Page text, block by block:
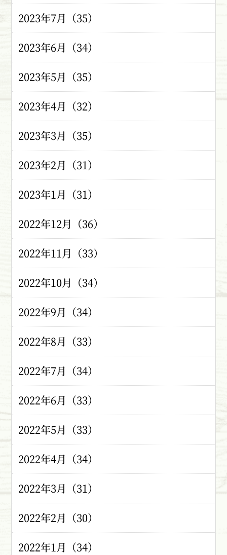
2023年7月（35）
2023年6月（34）
2023年5月（35）
2023年4月（32）
2023年3月（35）
2023年2月（31）
2023年1月（31）
2022年12月（36）
2022年11月（33）
2022年10月（34）
2022年9月（34）
2022年8月（33）
2022年7月（34）
2022年6月（33）
2022年5月（33）
2022年4月（34）
2022年3月（31）
2022年2月（30）
2022年1月（34）